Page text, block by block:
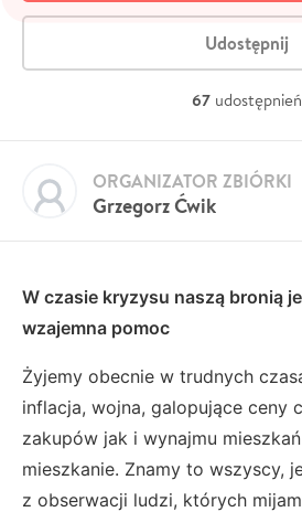
Udostępnij
67 udostępnień
Grzegorz Ćwik
ORGANIZATOR ZBIÓRKI
W czasie kryzysu naszą bronią
wzajemna pomoc
Żyjemy obecnie w trudnych
inflacja, wojna, galopujące ceny
zakupów jak i wynajmu
mieszkanie. Znamy to wszyscy,
z obserwacji ludzi, których